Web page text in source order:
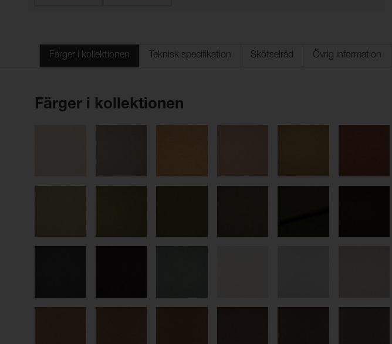
Färger i kollektionen Teknisk specifikation Skötselråd Övrig information
Färger i kollektionen